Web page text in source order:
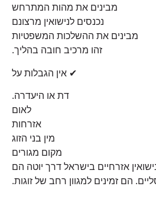
מבינים את מהות המתרחש
נכנסים לנישואין מרצונם
מבינים את ההשלכות המשפטיות
זהו מרכיב חובה בהליך.
✔ אין הגבלות על
דת או היעדרה.
לאום
אזרחות
מין בני הזוג
מקום מגורים
אזרחיים בישראל דרך יוטה הם
הם זמינים למגוון רחב של זוגות.